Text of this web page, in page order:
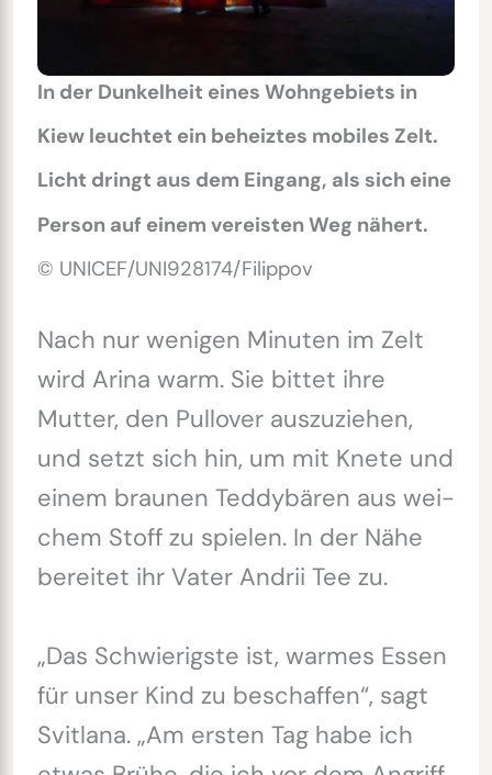
In der Dunkelheit eines Wohngebiets in
Kiew leuchtet ein beheiztes mobiles Zelt.
Licht dringt aus dem Eingang, als sich eine
Person auf einem vereisten Weg nähert.
© UNICEF/UNI928174/Filippov
Nach nur wenigen Minuten im Zelt
wird Arina warm. Sie bittet ihre
Mutter, den Pullover auszuziehen,
und setzt sich hin, um mit Knete und
einem braunen Teddybären aus wei-
chem Stoff zu spielen. In der Nähe
bereitet ihr Vater Andrii Tee zu.
„Das Schwierigste ist, warmes Essen
für unser Kind zu beschaffen“, sagt
Svitlana. „Am ersten Tag habe ich